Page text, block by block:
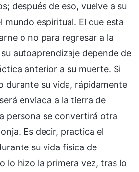
después de eso, vuelve a su
mundo espiritual. El que esta
o no para regresar a la
autoaprendizaje depende de
anterior a su muerte. Si
durante su vida, rápidamente
enviada a la tierra de
persona se convertirá otra
Es decir, practica el
su vida física de
lo hizo la primera vez, tras lo